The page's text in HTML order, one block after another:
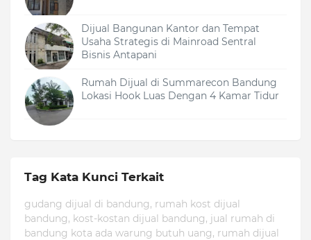
Dijual Bangunan Kantor dan Tempat
Usaha Strategis di Mainroad Sentral
Bisnis Antapani
Rumah Dijual di Summarecon Bandung
Lokasi Hook Luas Dengan 4 Kamar Tidur
Tag Kata Kunci Terkait
gudang dijual di bandung, rumah kost dijual
bandung, kost-kostan dijual bandung, jual rumah di
bandung kota ada warung butuh uang, rumah dijual